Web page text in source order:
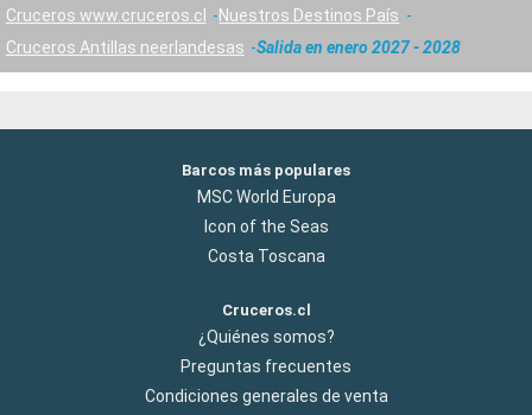
Cruceros www.cruceros.cl
Nuestros Destinos País
Cruceros Antillas neerlandesas
Salida en enero 2027 - 2028
Barcos más populares
MSC World Europa
Icon of the Seas
Costa Toscana
Cruceros.cl
¿Quiénes somos?
Preguntas frecuentes
Condiciones generales de venta